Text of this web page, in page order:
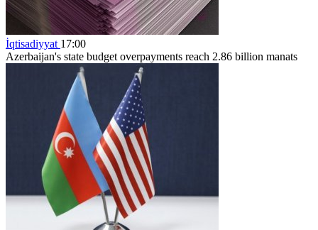
İqtisadiyyat 17:00
Azerbaijan's state budget overpayments reach 2.86 billion manats